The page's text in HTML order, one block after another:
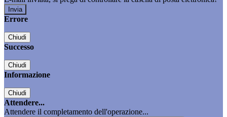
Errore
Chiudi
Successo
Chiudi
Informazione
Chiudi
Attendere...
Attendere il completamento dell'operazione...